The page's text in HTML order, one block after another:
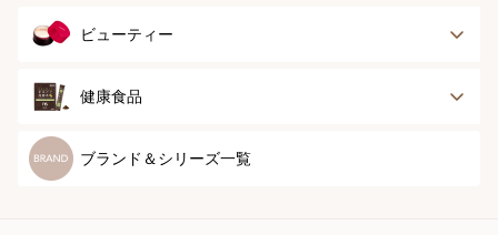
イツ
グッズ
メンズトップ
メンズソックス
ビューティー
スキンケア
スペシャルケア
健康食品
健康食品
ブランド＆シリーズ一覧